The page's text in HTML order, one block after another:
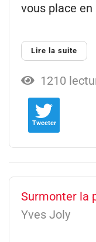
vous place
Lire la suite
1210
Tweeter
Surmonter la
Yves Joly